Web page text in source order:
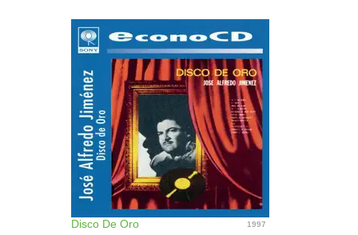
Disco De Oro 1997